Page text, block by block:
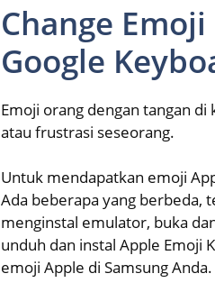
Change
Google
Emoji orang dengan tangan
atau frustrasi seseorang.
Untuk mendapatkan emoji
Ada beberapa yang berbeda,
menginstal emulator, buka
unduh dan instal Apple Emoji
emoji Apple di Samsung Anda.